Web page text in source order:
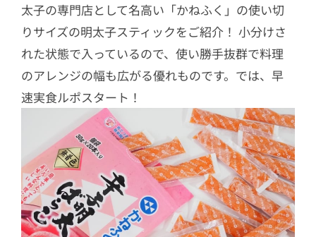
太子の専門店として名高い「かねふく」の使い切
りサイズの明太子スティックをご紹介！ 小分けさ
れた状態で入っているので、使い勝手抜群で料理
のアレンジの幅も広がる優れものです。では、早
速実食ルポスタート！